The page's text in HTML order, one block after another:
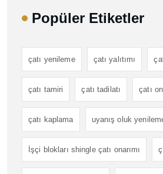
Popüler Etiketler
çatı yenileme çatı yalıtımı
çatı tamiri çatı tadilatı çatı
çatı kaplama uyanış oluk
İşçi blokları shingle çatı onarımı